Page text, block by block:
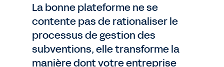
La bonne plateforme ne se
contente pas de rationaliser le
processus de gestion des
subventions, elle transforme la
manière dont votre entreprise